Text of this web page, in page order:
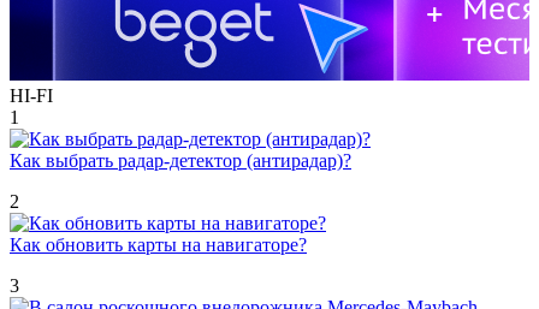
HI-FI
1
Как выбрать радар-детектор (антирадар)?
2
Как обновить карты на навигаторе?
3